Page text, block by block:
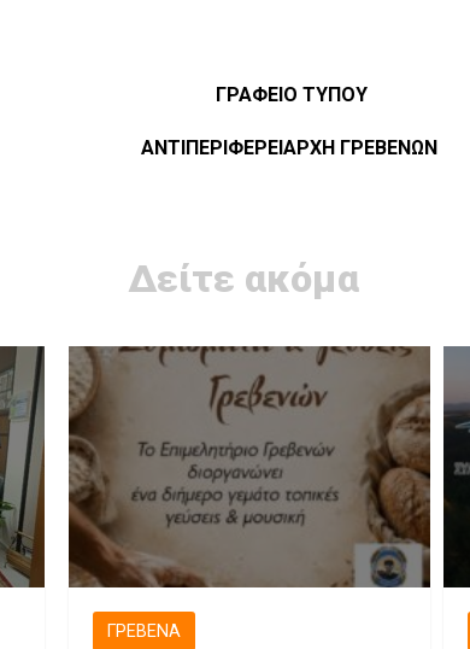
ΓΡΑΦΕΙΟ ΤΥΠΟΥ
ΑΝΤΙΠΕΡΙΦΕΡΕΙΑΡΧΗ ΓΡΕΒΕΝΩΝ
Δείτε ακόμα
ΓΡΕΒΕΝΆ